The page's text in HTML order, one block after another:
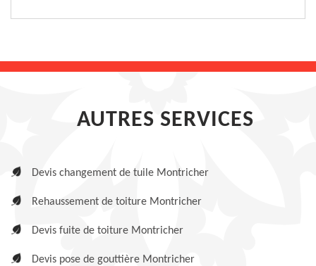
AUTRES SERVICES
Devis changement de tuile Montricher
Rehaussement de toiture Montricher
Devis fuite de toiture Montricher
Devis pose de gouttière Montricher